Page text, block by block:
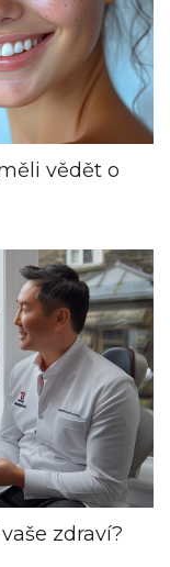
vědět o
zdraví?